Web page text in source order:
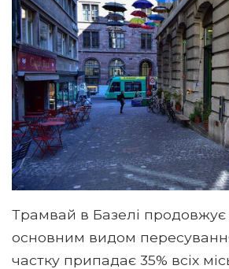
Трамвай в Базелі
основним видом
частку припадає 35% всіх